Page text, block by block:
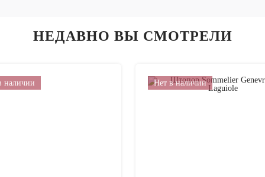
НЕДАВНО ВЫ СМОТРЕЛИ
наличии Нет в наличии